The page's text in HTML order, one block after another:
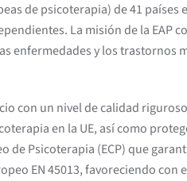
de psicoterapia) de 41 países
La misión de la EAP
y los trastornos
con un nivel de calidad
en la UE, así como
Psicoterapia (ECP) que
EN 45013, favoreciendo